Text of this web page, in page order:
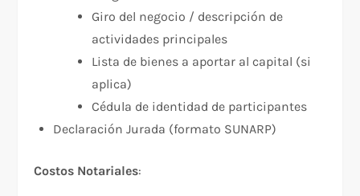
Giro del negocio / descripción de
actividades principales
Lista de bienes a aportar al capital (si
aplica)
Cédula de identidad de participantes
Declaración Jurada (formato SUNARP)
Costos Notariales: